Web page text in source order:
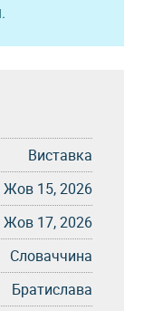
Виставка
Жов 15, 2026
Жов 17, 2026
Словаччина
Братислава